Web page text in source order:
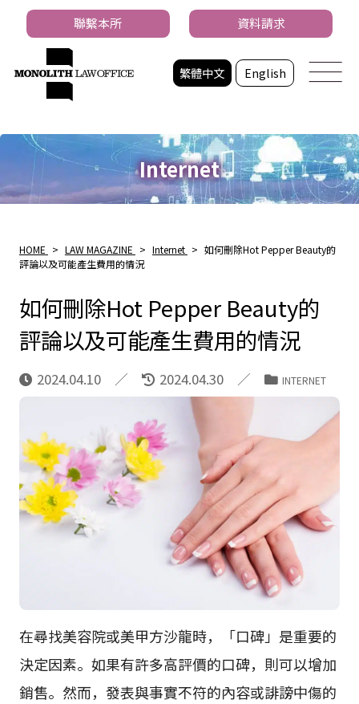
繁體中文 English
聯繫本所 資料請求
Internet
HOME > LAW MAGAZINE > Internet > 如何刪除Hot Pepper Beauty的
評論以及可能產生費用的情況
如何刪除Hot Pepper Beauty的
評論以及可能產生費用的情況
2024.04.10 2024.04.30 INTERNET
在尋找美容院或美甲方沙龍時，「口碑」是重要的
決定因素。如果有許多高評價的口碑，則可以增加
銷售。然而，發表與事實不符的內容或誹謗中傷的